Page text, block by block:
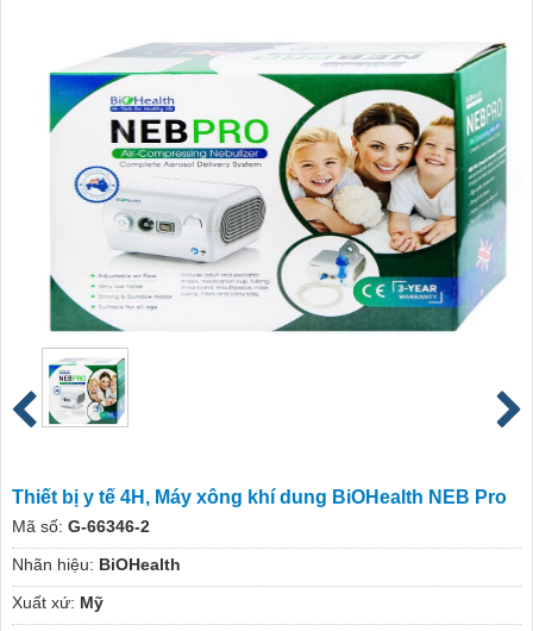
Thiết bị y tế 4H, Máy xông khí dung BiOHealth NEB Pro
Mã số: G-66346-2
Nhãn hiệu: BiOHealth
Xuất xứ: Mỹ